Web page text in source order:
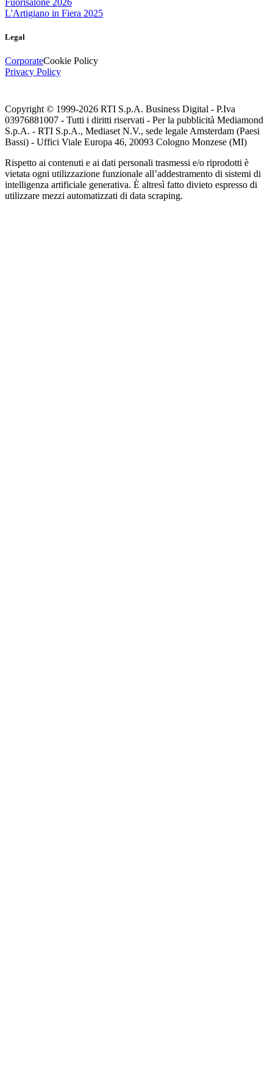
Fuorisalone 2026
L'Artigiano in Fiera 2025
Legal
CorporateCookie Policy
Privacy Policy
Copyright © 1999-2026 RTI S.p.A. Business Digital - P.Iva
03976881007 - Tutti i diritti riservati - Per la pubblicità Mediamond
S.p.A. - RTI S.p.A., Mediaset N.V., sede legale Amsterdam (Paesi
Bassi) - Uffici Viale Europa 46, 20093 Cologno Monzese (MI)
Rispetto ai contenuti e ai dati personali trasmessi e/o riprodotti è
vietata ogni utilizzazione funzionale all’addestramento di sistemi di
intelligenza artificiale generativa. È altresì fatto divieto espresso di
utilizzare mezzi automatizzati di data scraping.